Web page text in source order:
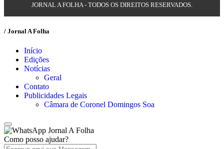
JORNAL A FOLHA - TODOS OS DIREITOS RESERVADOS.
/ Jornal A Folha
Início
Edições
Notícias
Geral
Contato
Publicidades Legais
Câmara de Coronel Domingos Soa
Jornal A Folha
Como posso ajudar?